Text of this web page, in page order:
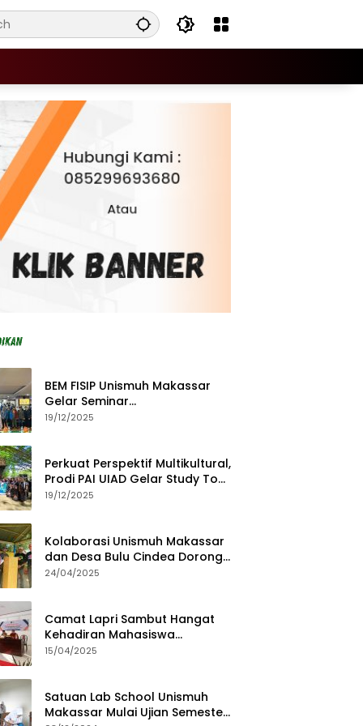
BEM FISIP Unismuh Makassar
Gelar Seminar
Keperempuanan, Bahas
19/12/2025
Perkuat Perspektif Multikultural,
Prodi PAI UIAD Gelar Study Tour
ke Kajang
19/12/2025
Kolaborasi Unismuh Makassar
dan Desa Bulu Cindea Dorong
Sentra Garam Industri
24/04/2025
Camat Lapri Sambut Hangat
Kehadiran Mahasiswa
PoltekMu
15/04/2025
Satuan Lab School Unismuh
Makassar Mulai Ujian Semester,